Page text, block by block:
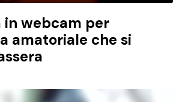
in webcam per
amatoriale che si